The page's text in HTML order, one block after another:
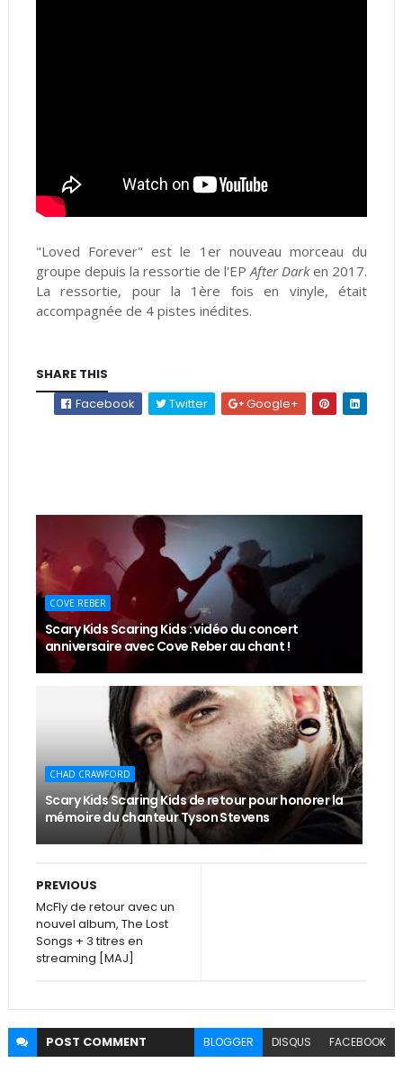
"Loved Forever" est le 1er nouveau morceau du
groupe depuis la ressortie de l'EPAfter Darken 2017.
La ressortie, pour la 1ère fois en vinyle, était
accompagnée de 4 pistes inédites.
SHARE THIS
Facebook
Twitter Google+
COVE REBER
Scary Kids Scaring Kids : vidéo du concert
anniversaire avec Cove Reber au chant !
CHAD CRAWFORD
Scary Kids Scaring Kids de retour pour honorer la
mémoire du chanteur Tyson Stevens
PREVIOUS
McFly de retour avec un
nouvel album, The Lost
Songs + 3 titres en
streaming [MAJ]
POST COMMENT BLOGGER DISQUS FACEBOOK